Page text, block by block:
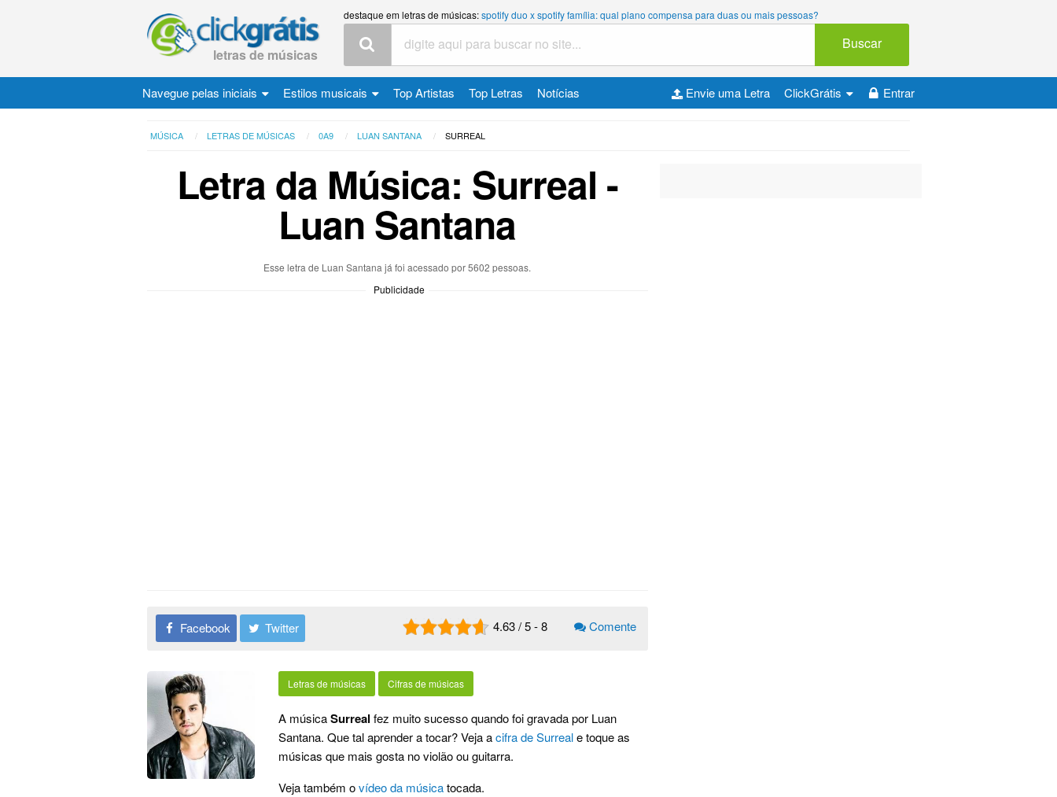
letras de músicas
destaque em letras de músicas:spotify duo x spotify família: qual plano compensa para duas ou mais pessoas?
Buscar
Navegue pelas iniciais Estilos musicais Top Artistas Top Letras Notícias Entrar
ClickGrátis
Envie uma Letra
MÚSICA LETRAS DE MÚSICAS 0A9 LUAN SANTANA SURREAL
Letra da Música: Surreal -
Luan Santana
Esse letra de Luan Santana já foi acessado por 5602 pessoas.
Publicidade
Facebook Twitter 4.63/5-8 Comente
Letras de músicas Cifras de músicas
A músicaSurreal fez muito sucesso quando foi gravada por Luan
Santana. Que tal aprender a tocar? Veja acifra de Surreale toque as
músicas que mais gosta no violão ou guitarra.
Veja também ovídeo da músicatocada.